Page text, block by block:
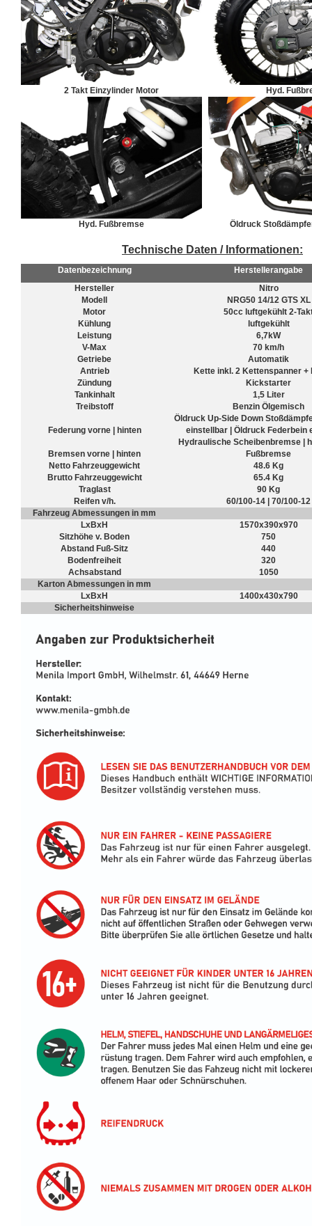
2 Takt Einzylinder Motor Hyd.
Hyd. Fußbremse Öldruck
Technische Daten / Informationen:
Datenbezeichnung
Herstellerangabe
Hersteller
Nitro
Modell
NRG50 14/12 GTS XL
Motor
50cc luftgekühlt 2-
Kühlung
luftgekühlt
Leistung
6,7kW
V-Max
70 km/h
Getriebe
Automatik
Antrieb
Kette inkl. 2 Kettenspanner +
Zündung
Kickstarter
Tankinhalt
1,5 Liter
Treibstoff
Benzin Ölgemisch
Federung vorne | hinten
Öldruck Up-Side Down
einstellbar | Öldruck Federbein
Bremsen vorne | hinten
Hydraulische Scheibenbremse |
Fußbremse
Netto Fahrzeuggewicht
48.6 Kg
Brutto Fahrzeuggewicht
65.4 Kg
Traglast
90 Kg
Reifen v/h.
60/100-14 | 70/100-12
Fahrzeug Abmessungen in mm
LxBxH
1570x390x970
Sitzhöhe v. Boden
750
Abstand Fuß-Sitz
440
Bodenfreiheit
320
Achsabstand
1050
Karton Abmessungen in mm
LxBxH
1400x430x790
Sicherheitshinweise